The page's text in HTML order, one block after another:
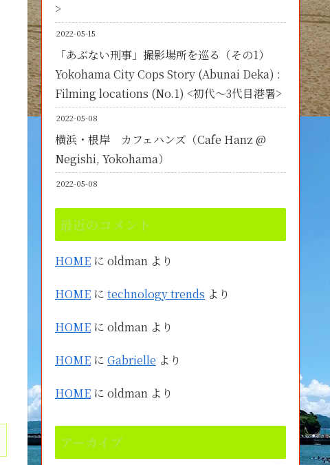
>
2022-05-15
「あぶない刑事」撮影場所を巡る（その1）
Yokohama City Cops Story (Abunai Deka) :
Filming locations (No.1) <初代～3代目港署>
2022-05-08
横浜・根岸 カフェハンズ（Cafe Hanz @
Negishi, Yokohama）
2022-05-08
最近のコメント
HOME に oldman より
HOME に technology trends より
HOME に oldman より
HOME に Gabrielle より
HOME に oldman より
アーカイブ